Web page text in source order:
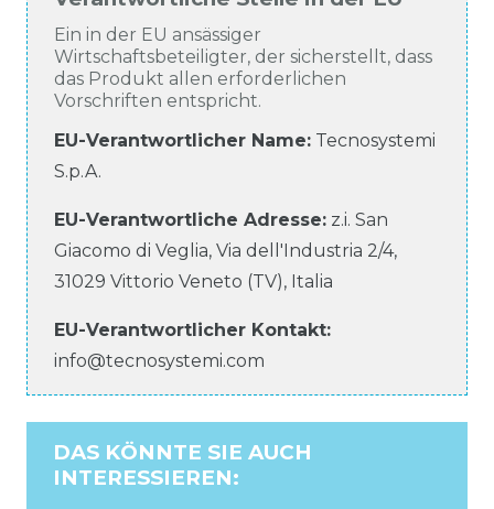
Ein in der EU ansässiger
Wirtschaftsbeteiligter, der sicherstellt, dass
das Produkt allen erforderlichen
Vorschriften entspricht.
EU-Verantwortlicher Name: Tecnosystemi
S.p.A.
EU-Verantwortliche Adresse: z.i. San
Giacomo di Veglia, Via dell'Industria 2/4,
31029 Vittorio Veneto (TV), Italia
EU-Verantwortlicher Kontakt:
info@tecnosystemi.com
DAS KÖNNTE SIE AUCH
INTERESSIEREN: